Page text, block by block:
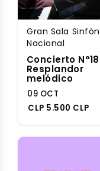
Gran Sala
Nacional
Concierto N°18
Resplandor
melódico
09 OCT
CLP 5.500 CLP